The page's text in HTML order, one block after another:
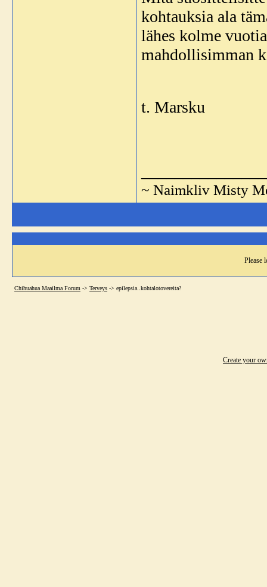
kohtauksia ala
lähes kolme
mahdollisimman
t. Marsku
~ Naimkliv Misty
Please
Chihuahua Maailma Forum -> Terveys -> epilepsia..kohtalotovereita?
Create your